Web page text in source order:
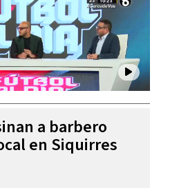
a barbero
en Siquirres